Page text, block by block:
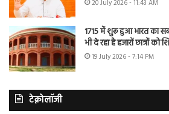
20 July 2026 - 11:43 AM
1715 में शुरू हुआ भारत का
भी दे रहा है हजारों छात्रों को
19 July 2026 - 7:14 PM
टेक्नोलॉजी